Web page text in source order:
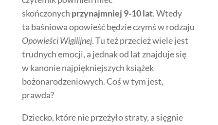
skończonych przynajmniej 9-10 lat. Wtedy
ta baśniowa opowieść będzie czymś w rodzaju
Opowieści Wigilijnej. Tu też przecież wiele jest
trudnych emocji, a jednak od lat znajduje się
w kanonie najpiękniejszych książek
bożonarodzeniowych. Coś w tym jest,
prawda?
Dziecko, które nie przeżyło straty, a sięgnie